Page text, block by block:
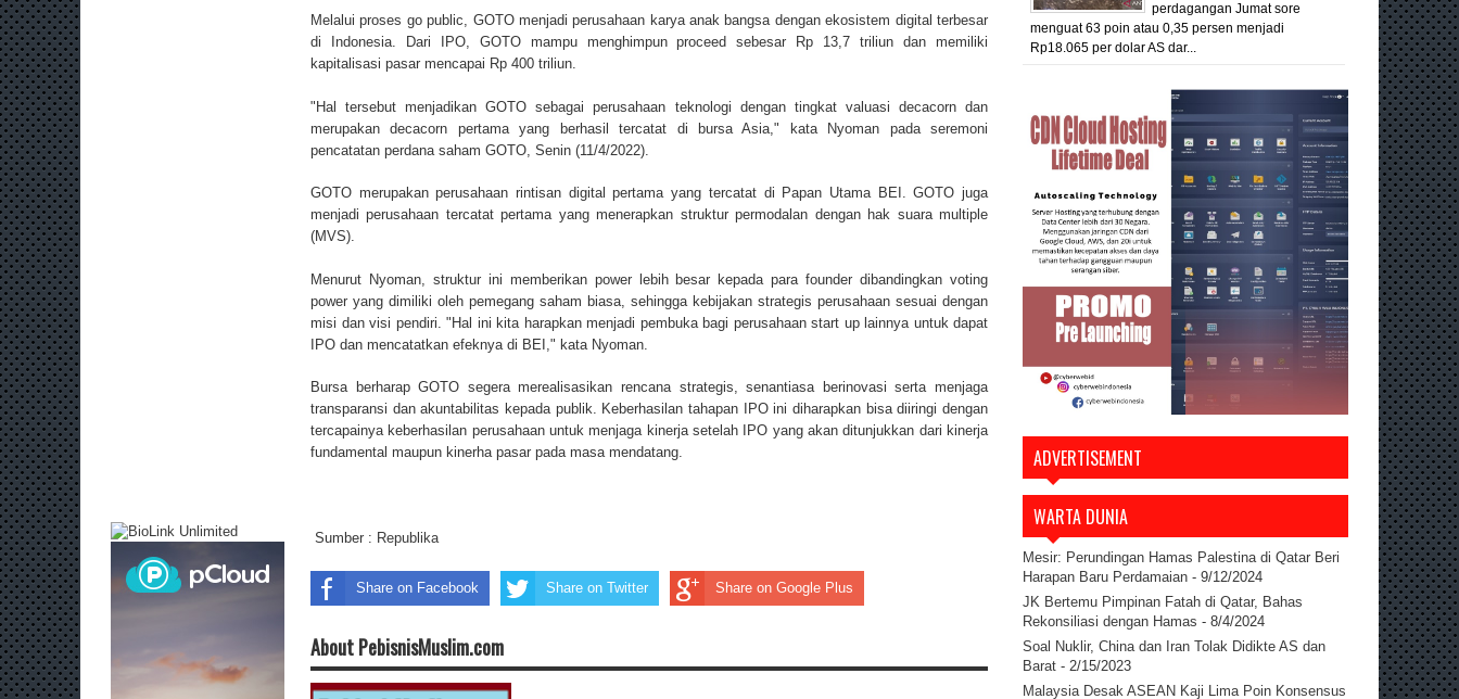
Melalui proses go public, GOTO menjadi perusahaan karya anak bangsa dengan ekosistem digital terbesar
di Indonesia. Dari IPO, GOTO mampu menghimpun proceed sebesar Rp 13,7 triliun dan memiliki
kapitalisasi pasar mencapai Rp 400 triliun.
"Hal tersebut menjadikan GOTO sebagai perusahaan teknologi dengan tingkat valuasi decacorn dan
merupakan decacorn pertama yang berhasil tercatat di bursa Asia," kata Nyoman pada seremoni
pencatatan perdana saham GOTO, Senin (11/4/2022).
GOTO merupakan perusahaan rintisan digital pertama yang tercatat di Papan Utama BEI. GOTO juga
menjadi perusahaan tercatat pertama yang menerapkan struktur permodalan dengan hak suara multiple
(MVS).
Menurut Nyoman, struktur ini memberikan power lebih besar kepada para founder dibandingkan voting
power yang dimiliki oleh pemegang saham biasa, sehingga kebijakan strategis perusahaan sesuai dengan
misi dan visi pendiri. "Hal ini kita harapkan menjadi pembuka bagi perusahaan start up lainnya untuk dapat
IPO dan mencatatkan efeknya di BEI," kata Nyoman.
Bursa berharap GOTO segera merealisasikan rencana strategis, senantiasa berinovasi serta menjaga
transparansi dan akuntabilitas kepada publik. Keberhasilan tahapan IPO ini diharapkan bisa diiringi dengan
tercapainya keberhasilan perusahaan untuk menjaga kinerja setelah IPO yang akan ditunjukkan dari kinerja
fundamental maupun kinerha pasar pada masa mendatang.
Sumber : Republika
Share on Facebook Share on Twitter Share on Google Plus
About PebisnisMuslim.com
perdagangan Jumat sore
menguat 63 poin atau 0,35 persen menjadi
Rp18.065 per dolar AS dar...
ADVERTISEMENT
WARTA DUNIA
Mesir: Perundingan Hamas Palestina di Qatar Beri
Harapan Baru Perdamaian - 9/12/2024
JK Bertemu Pimpinan Fatah di Qatar, Bahas
Rekonsiliasi dengan Hamas - 8/4/2024
Soal Nuklir, China dan Iran Tolak Didikte AS dan
Barat - 2/15/2023
Malaysia Desak ASEAN Kaji Lima Poin Konsensus